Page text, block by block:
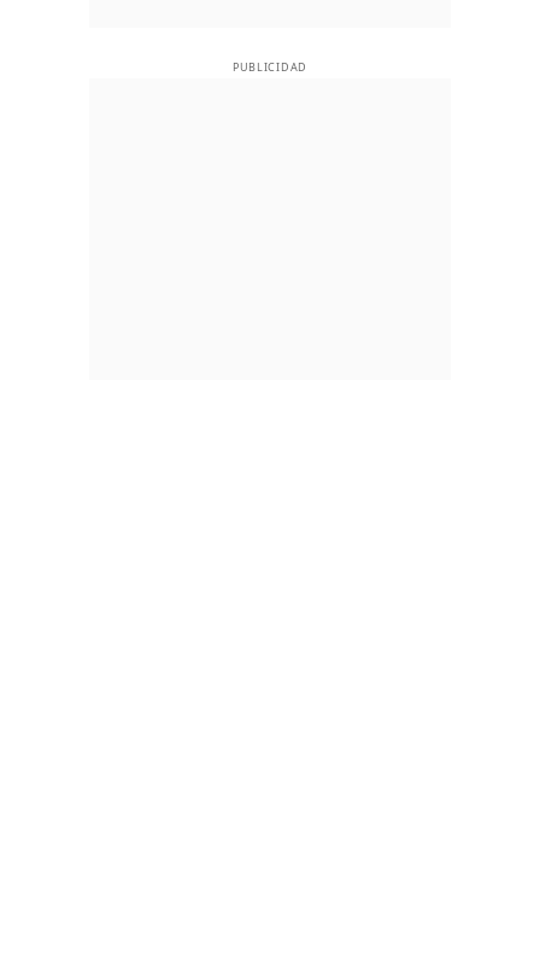
PUBLICIDAD